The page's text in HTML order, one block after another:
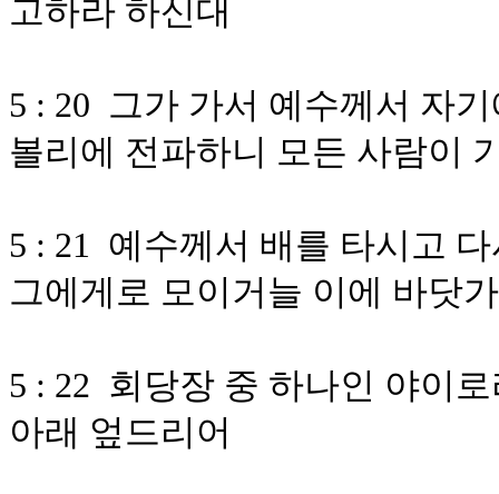
고하라 하신대
5 : 20 그가 가서 예수께서 자
볼리에 전파하니 모든 사람이
5 : 21 예수께서 배를 타시고
그에게로 모이거늘 이에 바닷
5 : 22 회당장 중 하나인 야이
아래 엎드리어